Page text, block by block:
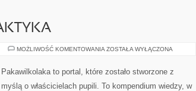
MOŻLIWOŚĆ KOMENTOWANIA ZDROWIE
ZOSTAŁA WYŁĄCZONA
Pakawilkolaka to portal, które zostało stworzone z
myślą o właścicielach pupili. To kompendium wiedzy, w